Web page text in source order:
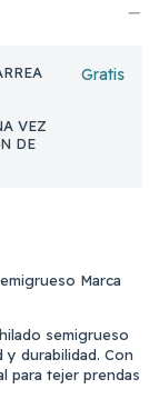
VEZ
DE
Gratis
Marca
semigrueso
durabilidad. Con
para tejer prendas